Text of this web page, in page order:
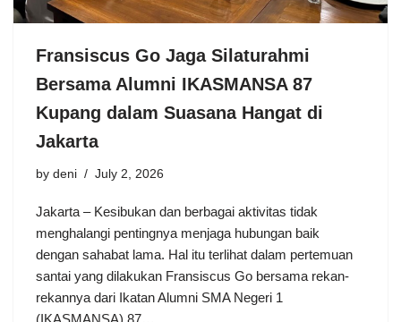
Fransiscus Go Jaga Silaturahmi
Bersama Alumni IKASMANSA 87
Kupang dalam Suasana Hangat di
Jakarta
by deni July 2, 2026
Jakarta – Kesibukan dan berbagai aktivitas tidak
menghalangi pentingnya menjaga hubungan baik
dengan sahabat lama. Hal itu terlihat dalam pertemuan
santai yang dilakukan Fransiscus Go bersama rekan-
rekannya dari Ikatan Alumni SMA Negeri 1
(IKASMANSA) 87…